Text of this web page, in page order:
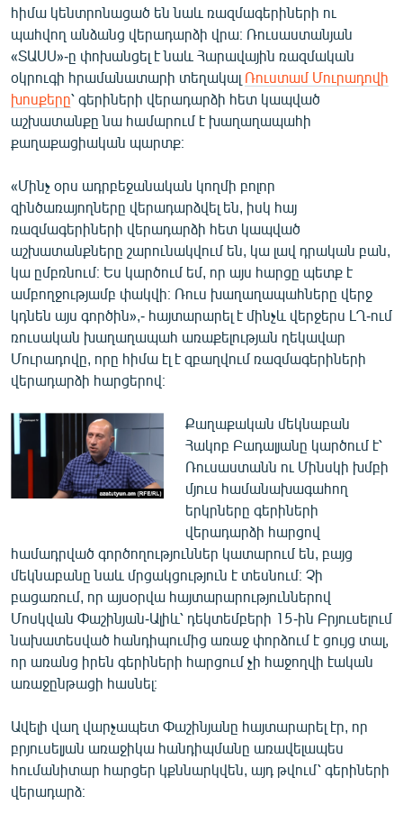
ՀԵՏԵՎԵՔ ՄԵԶ
«Ազատության» բոլոր կայքերը
հիմա կենտրոնացած են նաև ռազմագերիների ու
պահվող անձանց վերադարձի վրա։ Ռուսաստանյան
«ՏԱՍՍ»-ը փոխանցել է նաև Հարավային ռազմական
օկրուգի հրամանատարի տեղակալ Ռուստամ Մուրադովի
խոսքերը՝ գերիների վերադարձի հետ կապված
աշխատանքը նա համարում է խաղաղապահի
քաղաքացիական պարտք։
«Մինչ օրս ադրբեջանական կողմի բոլոր
զինծառայողները վերադարձվել են, իսկ հայ
ռազմագերիների վերադարձի հետ կապված
աշխատանքները շարունակվում են, կա լավ դրական բան,
կա ըմբռնում։ Ես կարծում եմ, որ այս հարցը պետք է
ամբողջությամբ փակվի։ Ռուս խաղաղապահները վերջ
կդնեն այս գործին»,- հայտարարել է մինչև վերջերս ԼՂ-ում
ռուսական խաղաղապահ առաքելության ղեկավար
Մուրադովը, որը հիմա էլ է զբաղվում ռազմագերիների
վերադարձի հարցերով։
Քաղաքական մեկնաբան
Հակոբ Բադալյանը կարծում է՝
Ռուսաստանն ու Մինսկի խմբի
մյուս համանախագահող
երկրները գերիների
վերադարձի հարցով
համադրված գործողություններ կատարում են, բայց
մեկնաբանը նաև մրցակցություն է տեսնում։ Չի
բացառում, որ այսօրվա հայտարարություններով
Մոսկվան Փաշինյան-Ալիև՝ դեկտեմբերի 15-ին Բրյուսելում
նախատեսված հանդիպումից առաջ փորձում է ցույց տալ,
որ առանց իրեն գերիների հարցում չի հաջողվի էական
առաջընթացի հասնել։
Ավելի վաղ վարչապետ Փաշինյանը հայտարարել էր, որ
բրյուսելյան առաջիկա հանդիպմանը առավելապես
հումանիտար հարցեր կքննարկվեն, այդ թվում՝ գերիների
վերադարձ։